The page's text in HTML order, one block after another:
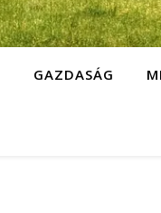
GAZDASÁG